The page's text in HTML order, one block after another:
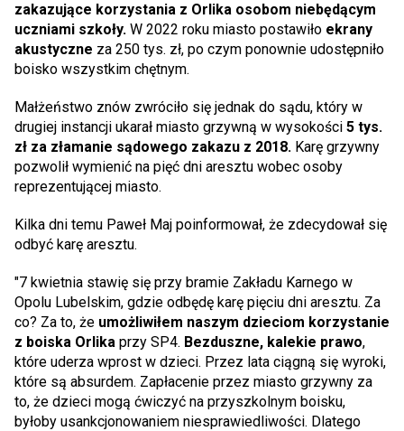
zakazujące korzystania z Orlika osobom niebędącym
uczniami szkoły. W 2022 roku miasto postawiło ekrany
akustyczne za 250 tys. zł, po czym ponownie udostępniło
boisko wszystkim chętnym.
Małżeństwo znów zwróciło się jednak do sądu, który w
drugiej instancji ukarał miasto grzywną w wysokości 5 tys.
zł za złamanie sądowego zakazu z 2018. Karę grzywny
pozwolił wymienić na pięć dni aresztu wobec osoby
reprezentującej miasto.
Kilka dni temu Paweł Maj poinformował, że zdecydował się
odbyć karę aresztu.
"7 kwietnia stawię się przy bramie Zakładu Karnego w
Opolu Lubelskim, gdzie odbędę karę pięciu dni aresztu. Za
co? Za to, że umożliwiłem naszym dzieciom korzystanie
z boiska Orlika przy SP4. Bezduszne, kalekie prawo,
które uderza wprost w dzieci. Przez lata ciągną się wyroki,
które są absurdem. Zapłacenie przez miasto grzywny za
to, że dzieci mogą ćwiczyć na przyszkolnym boisku,
byłoby usankcjonowaniem niesprawiedliwości. Dlatego